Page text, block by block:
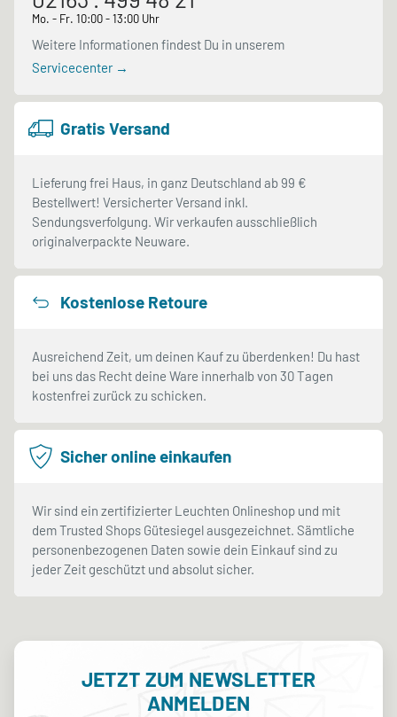
Mo. - Fr. 10:00 - 13:00 Uhr
Weitere Informationen findest Du in unserem
Servicecenter →
Gratis Versand
Lieferung frei Haus, in ganz Deutschland ab 99 €
Bestellwert! Versicherter Versand inkl.
Sendungsverfolgung. Wir verkaufen ausschließlich
originalverpackte Neuware.
Kostenlose Retoure
Ausreichend Zeit, um deinen Kauf zu überdenken! Du hast
bei uns das Recht deine Ware innerhalb von 30 Tagen
kostenfrei zurück zu schicken.
Sicher online einkaufen
Wir sind ein zertifizierter Leuchten Onlineshop und mit
dem Trusted Shops Gütesiegel ausgezeichnet. Sämtliche
personenbezogenen Daten sowie dein Einkauf sind zu
jeder Zeit geschützt und absolut sicher.
JETZT ZUM NEWSLETTER
ANMELDEN